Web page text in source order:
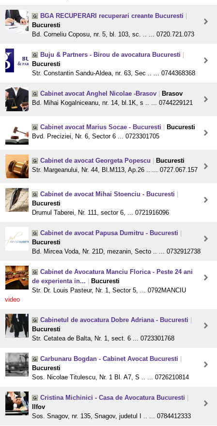
BGA RECUPERARI recuperari creante Bucuresti
Bucuresti
Bd. Corneliu Coposu, nr. 5, bl. 103, sc. .. ... 0720.721.073
Buju & Partners - Birou de avocatura Bucuresti
Bucuresti
Str. Constantin Sandu-Aldea, nr. 63, Sec .. ... 0744368368
Cabinet avocat Anghel Nicolae -Brasov
Brasov
Bd. Mihai Kogalniceanu, nr. 14, bl.1K, s .. ... 0744229121
Cabinet avocat Marius Socae - Bucuresti
Bucuresti
Bvd. Preciziei, Nr. 6, Sector 6 ... 0723301705
Cabinet de avocat Georgeta Popescu
Bucuresti
Str. Margeanului, Nr. 44, Bl.M113, Ap.26 .. ... 0727.067.157
Cabinet de avocat Mihai Stoenciu - Bucuresti
Bucuresti
Drumul Taberei, Nr. 111, sector 6, ... 0721916096
Cabinet de avocat Papusa Dumitru - Bucuresti
Bucuresti
Bd. Mircea Voda, Nr. 21D, mezanin, Secto .. ... 0732912738
Cabinet de Avocatura Manciu Florica - Peste 24 ani
de experienta in...
Bucuresti
Str. Dr. Louis Pasteur, Nr. 1, Sector 5, ... 0792MANCIU
video
Cabinetul de avocatura Dobre Adriana - Bucuresti
Bucuresti
Str. Cetatea de Balta, Nr. 1, sect. 6 ... 0723301768
Carbunaru Bogdan - Cabinet Avocat Bucuresti
Bucuresti
Sos. Nicolae Titulescu, Nr. 1 Bl. A7, S .. ... 0726210814
Cristina Michinici - Casa de Avocatura Bucuresti
Ilfov
Sos. Snagov, nr. 135, Snagov, judetul I .. ... 0784412333